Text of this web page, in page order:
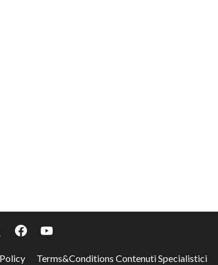
Terms&Conditions Contenuti Specialistici